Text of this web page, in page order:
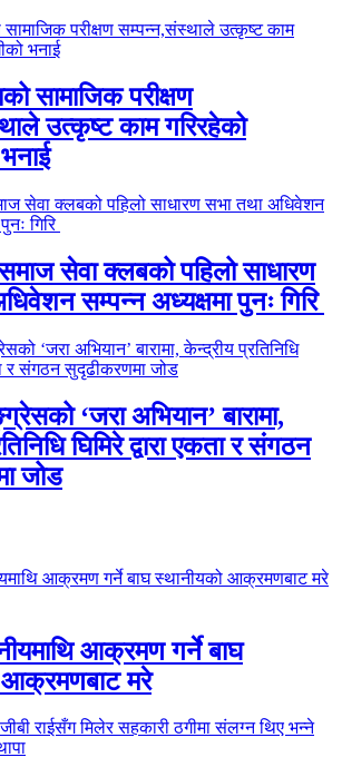
सामाजिक परीक्षण
उत्कृष्ट काम गरिरहेको
सेवा क्लबको पहिलो साधारण
सम्पन्न अध्यक्षमा पुनः गिरि
‘जरा अभियान’ बारामा,
घिमिरे द्वारा एकता र संगठन
जोड
आक्रमण गर्ने बाघ
आक्रमणबाट मरे